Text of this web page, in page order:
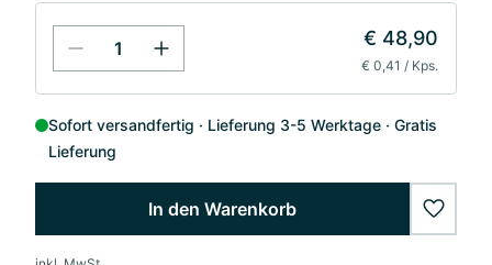
€ 48,90
€ 0,41 / Kps.
Sofort versandfertig Lieferung 3-5 Werktage
Gratis
Lieferung
In den Warenkorb